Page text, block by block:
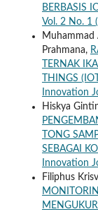
BERBASIS
Vol. 2 No. 1
Muhammad
Prahmana,
TERNAK
THINGS
Innovation
Hiskya
TONG
SEBAGAI
Innovation
Filiphus